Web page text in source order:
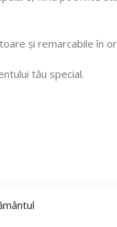
și remarcabile în
tău special.